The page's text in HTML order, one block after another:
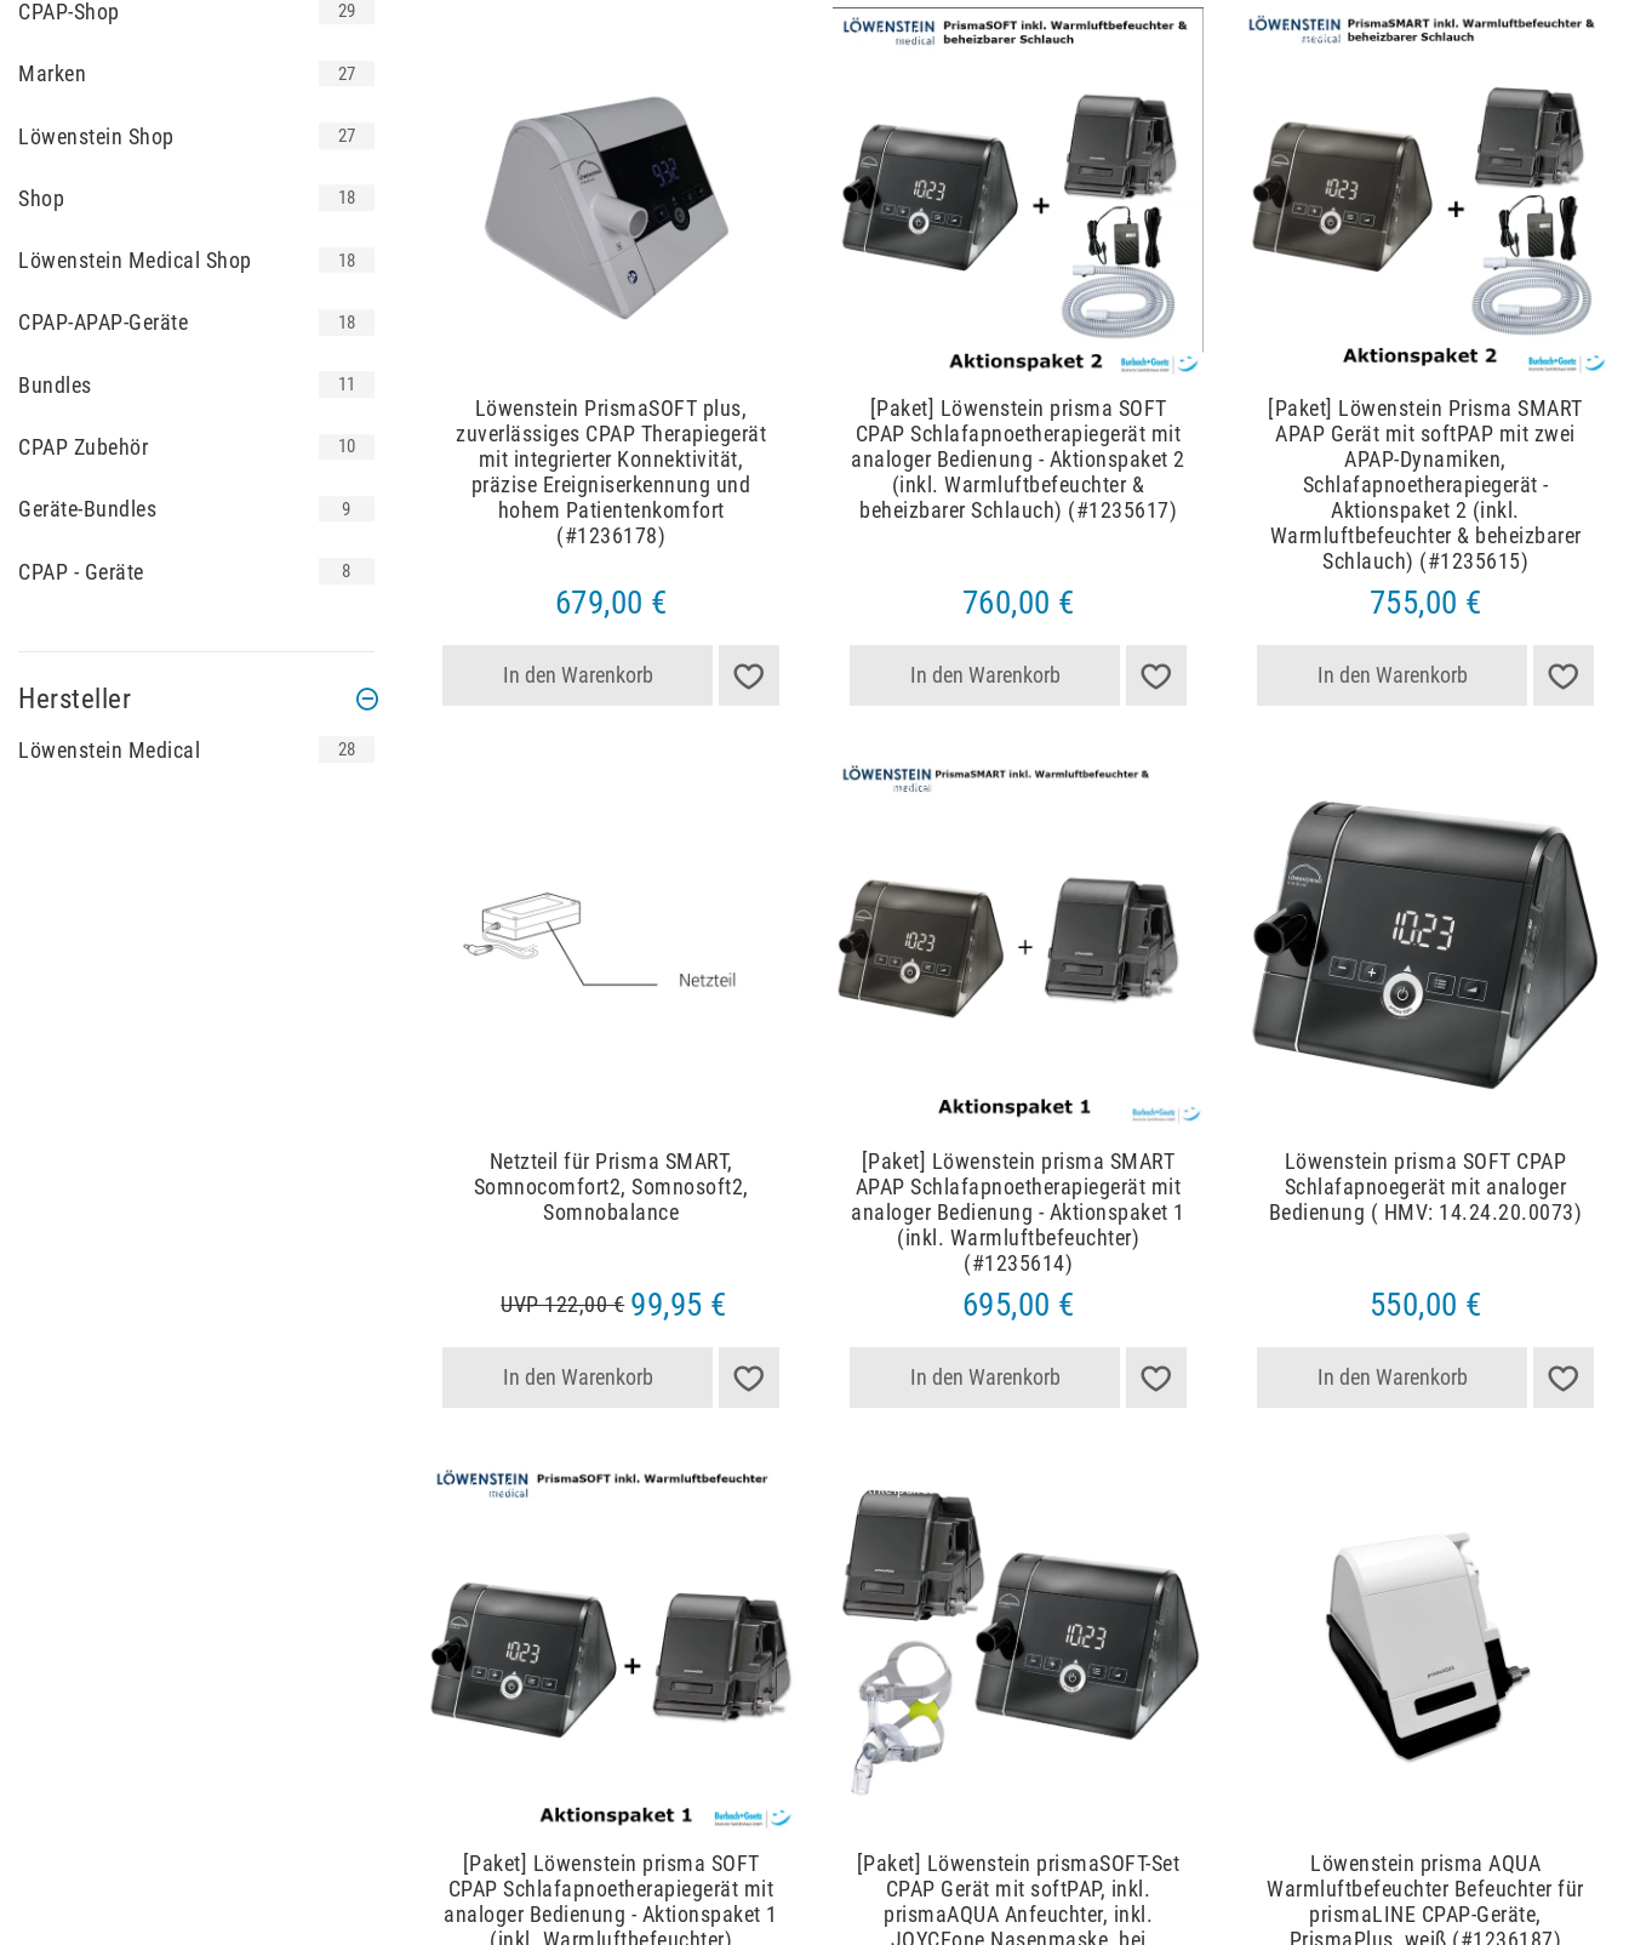
CPAP-Shop 29
Marken 27
Löwenstein Shop 27
Shop 18
Löwenstein Medical Shop 18
CPAP-APAP-Geräte 18
Bundles 11
CPAP Zubehör 10
Geräte-Bundles 9
CPAP - Geräte 8
Hersteller
Löwenstein Medical 28
Löwenstein PrismaSOFT plus,
zuverlässiges CPAP Therapiegerät
mit integrierter Konnektivität,
präzise Ereigniserkennung und
hohem Patientenkomfort
(#1236178)
679,00 €
In den Warenkorb
Artikelpaket
[Paket] Löwenstein prisma SOFT
CPAP Schlafapnoetherapiegerät mit
analoger Bedienung - Aktionspaket 2
(inkl. Warmluftbefeuchter &
beheizbarer Schlauch) (#1235617)
760,00 €
In den Warenkorb
Artikelpaket
[Paket] Löwenstein Prisma SMART
APAP Gerät mit softPAP mit zwei
APAP-Dynamiken,
Schlafapnoetherapiegerät -
Aktionspaket 2 (inkl.
Warmluftbefeuchter & beheizbarer
Schlauch) (#1235615)
755,00 €
In den Warenkorb
Netzteil für Prisma SMART,
Somnocomfort2, Somnosoft2,
Somnobalance
UVP 122,00 € 99,95 €
In den Warenkorb
Artikelpaket
[Paket] Löwenstein prisma SMART
APAP Schlafapnoetherapiegerät mit
analoger Bedienung - Aktionspaket 1
(inkl. Warmluftbefeuchter)
(#1235614)
695,00 €
In den Warenkorb
Löwenstein prisma SOFT CPAP
Schlafapnoegerät mit analoger
Bedienung ( HMV: 14.24.20.0073)
550,00 €
In den Warenkorb
Artikelpaket
[Paket] Löwenstein prisma SOFT
CPAP Schlafapnoetherapiegerät mit
analoger Bedienung - Aktionspaket 1
(inkl. Warmluftbefeuchter)
Artikelpaket
[Paket] Löwenstein prismaSOFT-Set
CPAP Gerät mit softPAP, inkl.
prismaAQUA Anfeuchter, inkl.
JOYCEone Nasenmaske, bei
Löwenstein prisma AQUA
Warmluftbefeuchter Befeuchter für
prismaLINE CPAP-Geräte,
PrismaPlus, weiß (#1236187)